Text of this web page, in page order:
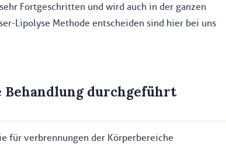
Fortgeschritten und wird auch in der ganzen
Lipolyse Methode entscheiden sind hier bei uns
Behandlung durchgeführt
für verbrennungen der Körperbereiche